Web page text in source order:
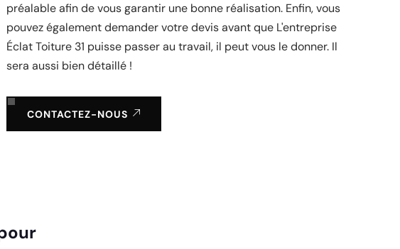
préalable afin de vous garantir une bonne réalisation. Enfin, vous
pouvez également demander votre devis avant que L'entreprise
Éclat Toiture 31 puisse passer au travail, il peut vous le donner. Il
sera aussi bien détaillé !
CONTACTEZ-NOUS